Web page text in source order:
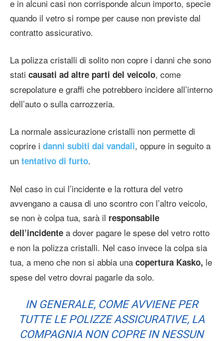
e in alcuni casi non corrisponde alcun importo, specie
quando il vetro si rompe per cause non previste dal
contratto assicurativo.
La polizza cristalli di solito non copre i danni che sono
stati causati ad altre parti del veicolo, come
screpolature e graffi che potrebbero incidere all’interno
dell’auto o sulla carrozzeria.
La normale assicurazione cristalli non permette di
coprire i danni subiti dai vandali, oppure in seguito a
un tentativo di furto.
Nel caso in cui l’incidente e la rottura del vetro
avvengano a causa di uno scontro con l’altro veicolo,
se non è colpa tua, sarà il responsabile
dell’incidente a dover pagare le spese del vetro rotto
e non la polizza cristalli. Nel caso invece la colpa sia
tua, a meno che non si abbia una copertura Kasko, le
spese del vetro dovrai pagarle da solo.
IN GENERALE, COME AVVIENE PER
TUTTE LE POLIZZE ASSICURATIVE, LA
COMPAGNIA NON COPRE IN NESSUN